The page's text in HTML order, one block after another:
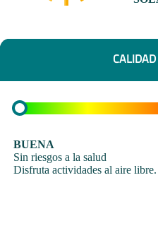
BUENA
Sin riesgos a la salud
Disfruta actividades al aire libre.